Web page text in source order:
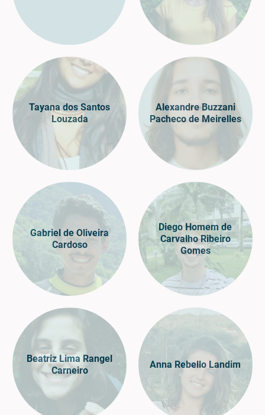
Tayana dos Santos
Louzada
Alexandre Buzzani
Pacheco de Meirelles
Gabriel de Oliveira
Cardoso
Diego Homem de
Carvalho Ribeiro
Gomes
Beatriz Lima Rangel
Carneiro
Anna Rebello Landim